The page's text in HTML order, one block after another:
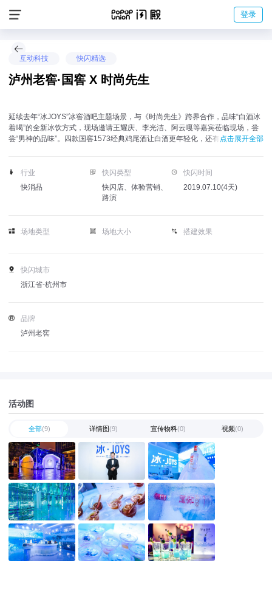
登录
互动科技 快闪精选
泸州老窖·国窖 X 时尚先生
延续去年“冰JOYS”冰窖酒吧主题场景，与《时尚先生》跨界合作，品味“白酒冰
着喝”的全新冰饮方式，现场邀请王耀庆、李光洁、阿云嘎等嘉宾莅临现场，尝
尝“男神的品味”。四款国窖1573经典鸡尾酒让白酒更年轻化，还有dj打碟，仿佛
点击展开全部
行业
快消品
快闪类型
快闪店、体验营销、
路演
快闪时间
2019.07.10(4天)
场地类型 场地大小 搭建效果
快闪城市
浙江省-杭州市
品牌
泸州老窖
活动图
全部(9) 详情图(9) 宣传物料(0) 视频(0)